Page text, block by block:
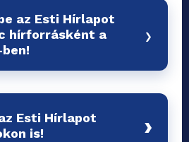
az Esti Hírlapot
hírforrásként a
›
Esti Hírlapot
is!
›